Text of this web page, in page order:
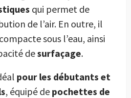
qui permet de
de l’air. En outre, il
sous l’eau, ainsi
desurfaçage.
pour les débutants et
, équipé de pochettes de